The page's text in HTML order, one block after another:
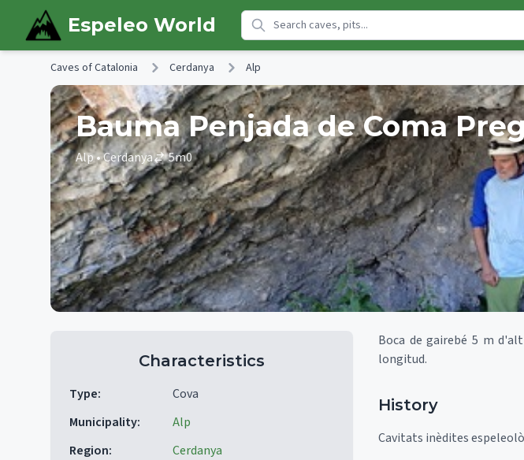
Skip to main content
Espeleo World
Caves of Catalonia Cerdanya Alp
Bauma Penjada de Coma
Alp• Cerdanya 5m0
Characteristics
Type:
Cova
Municipality:
Alp
Region:
Cerdanya
Boca de gairebé 5 m
longitud.
History
Cavitats inèdites